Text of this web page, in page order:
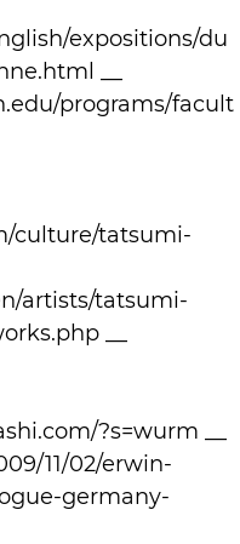
expositions/du
__
programs/facult
culture/tatsumi-
artists/tatsumi-
__
?s=wurm __
11/02/erwin-
germany-